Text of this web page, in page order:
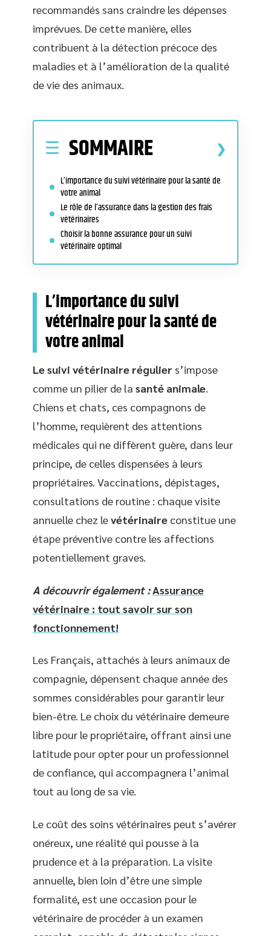
recommandés sans craindre les dépenses
imprévues. De cette manière, elles
contribuent à la détection précoce des
maladies et à l’amélioration de la qualité
de vie des animaux.
SOMMAIRE
L’importance du suivi vétérinaire pour la santé de
votre animal
Le rôle de l’assurance dans la gestion des frais
vétérinaires
Choisir la bonne assurance pour un suivi
vétérinaire optimal
L’importance du suivi
vétérinaire pour la santé de
votre animal
Le suivi vétérinaire régulier s’impose
comme un pilier de la santé animale.
Chiens et chats, ces compagnons de
l’homme, requièrent des attentions
médicales qui ne diffèrent guère, dans leur
principe, de celles dispensées à leurs
propriétaires. Vaccinations, dépistages,
consultations de routine : chaque visite
annuelle chez levétérinaire constitue une
étape préventive contre les affections
potentiellement graves.
A découvrir également : Assurance
vétérinaire : tout savoir sur son
fonctionnement!
Les Français, attachés à leurs animaux de
compagnie, dépensent chaque année des
sommes considérables pour garantir leur
bien-être. Le choix du vétérinaire demeure
libre pour le propriétaire, offrant ainsi une
latitude pour opter pour un professionnel
de confiance, qui accompagnera l’animal
tout au long de sa vie.
Le coût des soins vétérinaires peut s’avérer
onéreux, une réalité qui pousse à la
prudence et à la préparation. La visite
annuelle, bien loin d’être une simple
formalité, est une occasion pour le
vétérinaire de procéder à un examen